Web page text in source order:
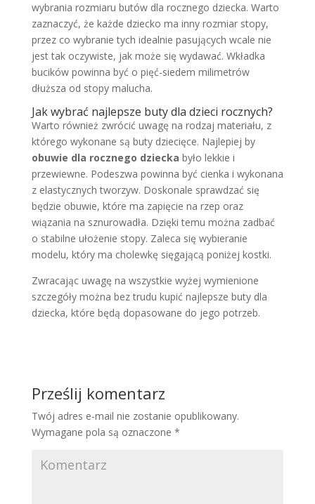
wybrania rozmiaru butów dla rocznego dziecka. Warto
zaznaczyć, że każde dziecko ma inny rozmiar stopy,
przez co wybranie tych idealnie pasujących wcale nie
jest tak oczywiste, jak może się wydawać. Wkładka
bucików powinna być o pięć-siedem milimetrów
dłuższa od stopy malucha.
Jak wybrać najlepsze buty dla dzieci rocznych?
Warto również zwrócić uwagę na rodzaj materiału, z
którego wykonane są buty dziecięce. Najlepiej by
obuwie dla rocznego dziecka było lekkie i
przewiewne. Podeszwa powinna być cienka i wykonana
z elastycznych tworzyw. Doskonale sprawdzać się
będzie obuwie, które ma zapięcie na rzep oraz
wiązania na sznurowadła. Dzięki temu można zadbać
o stabilne ułożenie stopy. Zaleca się wybieranie
modelu, który ma cholewkę sięgającą poniżej kostki.
Zwracając uwagę na wszystkie wyżej wymienione
szczegóły można bez trudu kupić najlepsze buty dla
dziecka, które będą dopasowane do jego potrzeb.
Prześlij komentarz
Twój adres e-mail nie zostanie opublikowany.
Wymagane pola są oznaczone *